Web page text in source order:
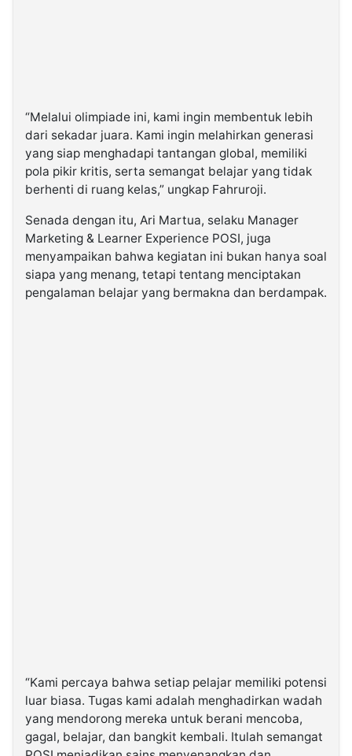
“Melalui olimpiade ini, kami ingin membentuk lebih
dari sekadar juara. Kami ingin melahirkan generasi
yang siap menghadapi tantangan global, memiliki
pola pikir kritis, serta semangat belajar yang tidak
berhenti di ruang kelas,” ungkap Fahruroji.
Senada dengan itu, Ari Martua, selaku Manager
Marketing & Learner Experience POSI, juga
menyampaikan bahwa kegiatan ini bukan hanya soal
siapa yang menang, tetapi tentang menciptakan
pengalaman belajar yang bermakna dan berdampak.
“Kami percaya bahwa setiap pelajar memiliki potensi
luar biasa. Tugas kami adalah menghadirkan wadah
yang mendorong mereka untuk berani mencoba,
gagal, belajar, dan bangkit kembali. Itulah semangat